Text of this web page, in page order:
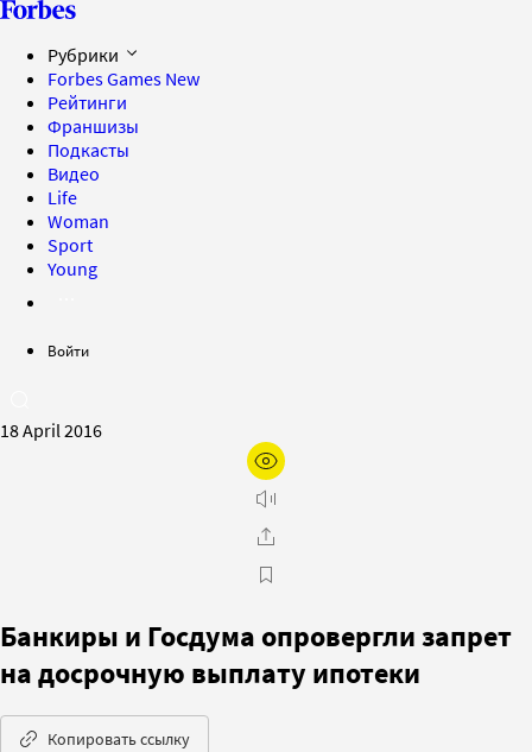
Рубрики
Forbes Games New
Рейтинги
Франшизы
Подкасты
Видео
Life
Woman
Sport
Young
Войти
18 April 2016
Банкиры и Госдума опровергли запрет
на досрочную выплату ипотеки
Копировать ссылку